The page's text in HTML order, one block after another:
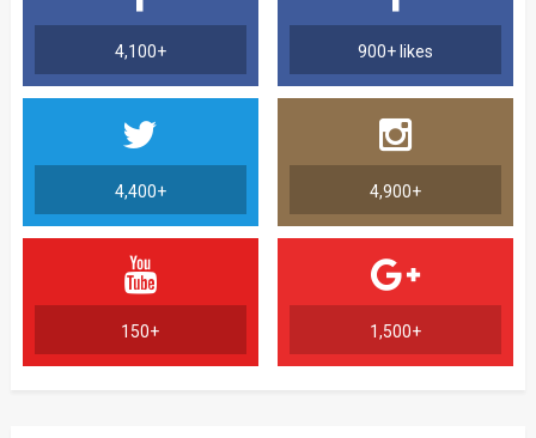
4,100+ 900+ likes
4,400+ 4,900+
150+ 1,500+